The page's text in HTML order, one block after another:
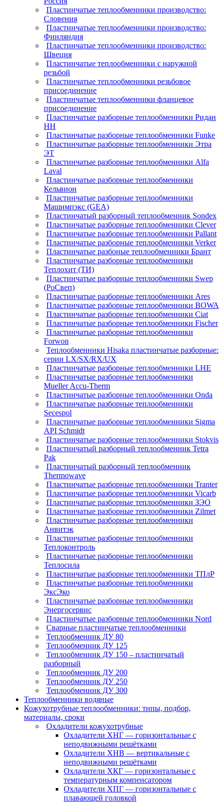
Пластинчатые теплообменники производство:
Словения
Пластинчатые теплообменники производство:
Финляндия
Пластинчатые теплообменники производство:
Швеция
Пластинчатые теплообменники с наружной
резьбой
Пластинчатые теплообменники резьбовое
присоединение
Пластинчатые теплообменники фланцевое
присоединение
Пластинчатые разборные теплообменники Ридан
НН
Пластинчатые разборные теплообменники Funke
Пластинчатые разборные теплообменники Этра
ЭТ
Пластинчатые разборные теплообменники Alfa
Laval
Пластинчатые разборные теплообменники
Кельвион
Пластинчатые разборные теплообменники
Машимпэкс (GEA)
Пластинчатый разборный теплообменник Sondex
Пластинчатые разборные теплообменники Clever
Пластинчатые разборные теплообменники Pallant
Пластинчатые разборные теплообменники Verker
Пластинчатые разбоные теплообменники Брант
Пластинчатые разборные теплообменники
Теплохит (ТИ)
Пластинчатые разборные теплообменники Swep
(РоСвеп)
Пластинчатые разборные теплообменники Ares
Пластинчатые разборные теплообменники BOWA
Пластинчатые разборные теплообменники Ciat
Пластинчатые разборные теплообменники Fischer
Пластинчатые разборные теплообменники
Forwon
Теплообменники Hisaka пластинчатые разборные:
серии LX/SX/RX/UX
Пластинчатые разборные теплообменники LHE
Пластинчатые разборные теплообменники
Mueller Accu-Therm
Пластинчатые разборные теплообменники Onda
Пластинчатые разборные теплообменники
Secespol
Пластинчатые разборные теплообменники Sigma
API Schmidt
Пластинчатые разборные теплообменники Stokvis
Пластинчатый разборный теплообменник Tetra
Pak
Пластинчатый разборный теплообменник
Thermowave
Пластинчатые разборные теплообменники Tranter
Пластинчатые разборные теплообменники Vicarb
Пластинчатые разборные теплообменники ЗЭО
Пластинчатые разборные теплообменники Zilmet
Пластинчатые разборные теплообменники
Анвитэк
Пластинчатые разборные теплообменники
Теплоконтроль
Пластинчатые разборные теплообменники
Теплосила
Пластинчатые разборные теплообменники ТПлР
Пластинчатые разборные теплообменники
ЭксЭко
Пластинчатые разборные теплообменники
Энергосервис
Пластинчатые разборные теплообменники Nord
Сварные пластинчатые теплообменники
Теплообменник ДУ 80
Теплообменник ДУ 125
Теплообменник ДУ 150 – пластинчатый
разборный
Теплообменник ДУ 200
Теплообменник ДУ 250
Теплообменник ДУ 300
Теплообменники водяные
Кожухотрубные теплообменники: типы, подбор,
материалы, сроки
Охладители кожухотрубные
Охладители ХНГ — горизонтальные с
неподвижными решётками
Охладители ХНВ — вертикальные с
неподвижными решётками
Охладители ХКГ — горизонтальные с
температурным компенсатором
Охладители ХПГ — горизонтальные с
плавающей головкой